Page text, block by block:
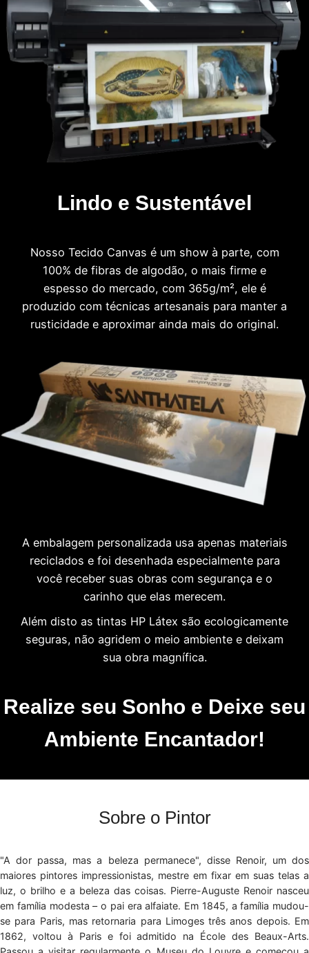
Lindo e Sustentável
Nosso Tecido Canvas é um show à parte, com
100% de fibras de algodão, o mais firme e
espesso do mercado, com 365g/m², ele é
produzido com técnicas artesanais para manter a
rusticidade e aproximar ainda mais do original.
A embalagem personalizada usa apenas materiais
reciclados e foi desenhada especialmente para
você receber suas obras com segurança e o
carinho que elas merecem.
Além disto as tintas HP Látex são ecologicamente
seguras, não agridem o meio ambiente e deixam
sua obra magnífica.
Realize seu Sonho e Deixe seu
Ambiente Encantador!
Sobre o Pintor
"A dor passa, mas a beleza permanece", disse Renoir, um dos
maiores pintores impressionistas, mestre em fixar em suas telas a
luz, o brilho e a beleza das coisas. Pierre-Auguste Renoir nasceu
em família modesta – o pai era alfaiate. Em 1845, a família mudou-
se para Paris, mas retornaria para Limoges três anos depois. Em
1862, voltou à Paris e foi admitido na École des Beaux-Arts.